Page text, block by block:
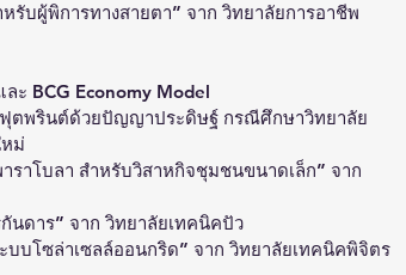
รับผู้พิการทางสายตา” จาก วิทยาลัยการอาชีพ
ะ BCG Economy Model
ตพรินต์ด้วยปัญญาประดิษฐ์ กรณีศึกษาวิทยาลัย
ม่
าโบลา สำหรับวิสาหกิจชุมชนขนาดเล็ก” จาก
นดาร” จาก วิทยาลัยเทคนิคปัว
บบโซล่าเซลล์ออนกริด” จาก วิทยาลัยเทคนิคพิจิตร